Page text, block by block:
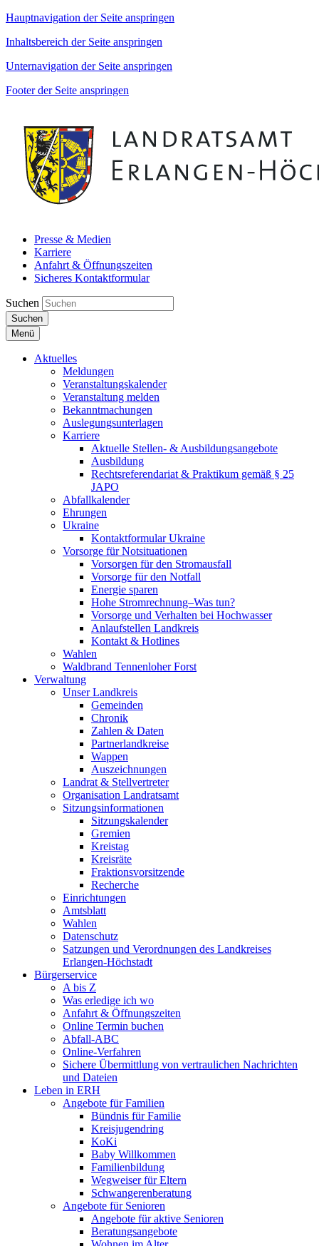
Hauptnavigation der Seite anspringen
Inhaltsbereich der Seite anspringen
Unternavigation der Seite anspringen
Footer der Seite anspringen
Presse & Medien
Karriere
Anfahrt & Öffnungszeiten
Sicheres Kontaktformular
Suchen
Suchen
Menü
Aktuelles
Meldungen
Veranstaltungskalender
Veranstaltung melden
Bekanntmachungen
Auslegungsunterlagen
Karriere
Aktuelle Stellen- & Ausbildungsangebote
Ausbildung
Rechtsreferendariat & Praktikum gemäß § 25
JAPO
Abfallkalender
Ehrungen
Ukraine
Kontaktformular Ukraine
Vorsorge für Notsituationen
Vorsorgen für den Stromausfall
Vorsorge für den Notfall
Energie sparen
Hohe Stromrechnung–Was tun?
Vorsorge und Verhalten bei Hochwasser
Anlaufstellen Landkreis
Kontakt & Hotlines
Wahlen
Waldbrand Tennenloher Forst
Verwaltung
Unser Landkreis
Gemeinden
Chronik
Zahlen & Daten
Partnerlandkreise
Wappen
Auszeichnungen
Landrat & Stellvertreter
Organisation Landratsamt
Sitzungsinformationen
Sitzungskalender
Gremien
Kreistag
Kreisräte
Fraktionsvorsitzende
Recherche
Einrichtungen
Amtsblatt
Wahlen
Datenschutz
Satzungen und Verordnungen des Landkreises
Erlangen-Höchstadt
Bürgerservice
A bis Z
Was erledige ich wo
Anfahrt & Öffnungszeiten
Online Termin buchen
Abfall-ABC
Online-Verfahren
Sichere Übermittlung von vertraulichen Nachrichten
und Dateien
Leben in ERH
Angebote für Familien
Bündnis für Familie
Kreisjugendring
KoKi
Baby Willkommen
Familienbildung
Wegweiser für Eltern
Schwangerenberatung
Angebote für Senioren
Angebote für aktive Senioren
Beratungsangebote